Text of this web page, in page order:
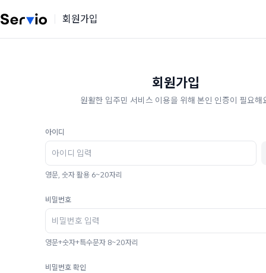
회원가입
회원가입
원활한 입주민 서비스 이용을 위해 본인 인증이 필요해
아이디
영문, 숫자 활용 6~20자리
비밀번호
영문+숫자+특수문자 8~20자리
비밀번호 확인